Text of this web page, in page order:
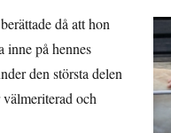
då att hon
inne på hennes
den största delen
och